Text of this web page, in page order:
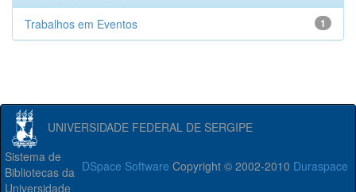
1
Trabalhos em Eventos
UNIVERSIDADE FEDERAL DE SERGIPE
DSpace Software Copyright © 2002-2010 Duraspace
Sistema de
Bibliotecas da
Universidade